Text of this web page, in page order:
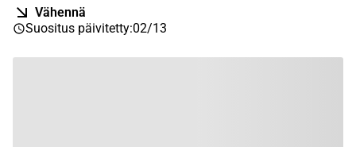
Vähennä
Suositus päivitetty:02/13